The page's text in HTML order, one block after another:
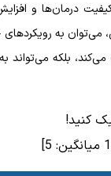
درمان‌ها و
به رویکردهای
بلکه می‌تواند
کنید!
1 میانگین: 5
]